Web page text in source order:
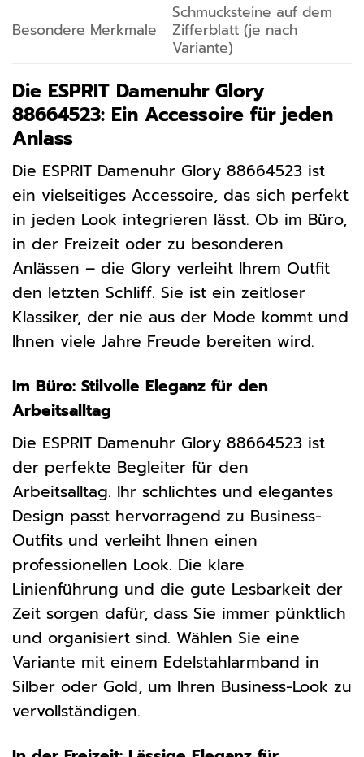
Besondere Merkmale
Schmucksteine auf dem
Zifferblatt (je nach
Variante)
Die ESPRIT Damenuhr Glory
88664523: Ein Accessoire für jeden
Anlass
Die ESPRIT Damenuhr Glory 88664523 ist
ein vielseitiges Accessoire, das sich perfekt
in jeden Look integrieren lässt. Ob im Büro,
in der Freizeit oder zu besonderen
Anlässen – die Glory verleiht Ihrem Outfit
den letzten Schliff. Sie ist ein zeitloser
Klassiker, der nie aus der Mode kommt und
Ihnen viele Jahre Freude bereiten wird.
Im Büro: Stilvolle Eleganz für den
Arbeitsalltag
Die ESPRIT Damenuhr Glory 88664523 ist
der perfekte Begleiter für den
Arbeitsalltag. Ihr schlichtes und elegantes
Design passt hervorragend zu Business-
Outfits und verleiht Ihnen einen
professionellen Look. Die klare
Linienführung und die gute Lesbarkeit der
Zeit sorgen dafür, dass Sie immer pünktlich
und organisiert sind. Wählen Sie eine
Variante mit einem Edelstahlarmband in
Silber oder Gold, um Ihren Business-Look zu
vervollständigen.